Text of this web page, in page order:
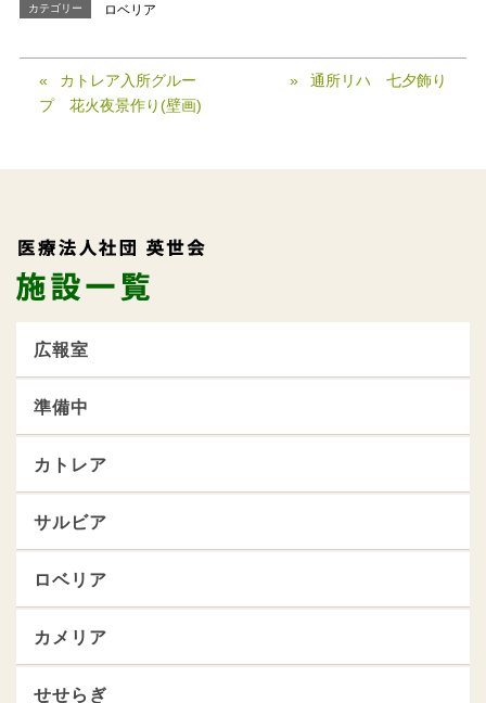
カテゴリー ロベリア
カトレア入所グルー
プ 花火夜景作り(壁画)
通所リハ 七夕飾り
広報室
準備中
カトレア
サルビア
ロベリア
カメリア
せせらぎ